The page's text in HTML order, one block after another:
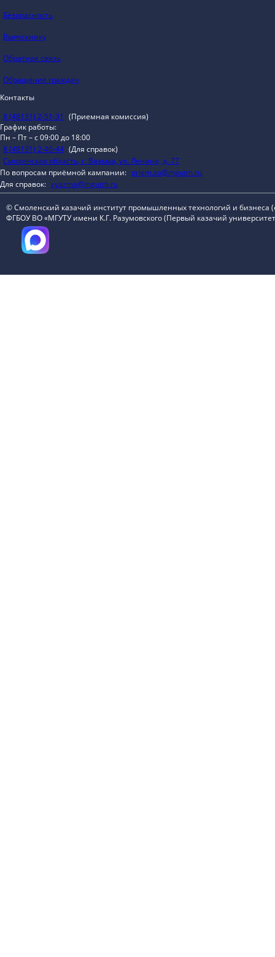
Безопасность
Выпускнику
Обратная связь
Обращение граждан
Контакты
8 (48131) 2-51-31 (Приемная комиссия)
График работы:
Пн – Пт – с 09:00 до 18:00
8 (48131) 2-46-44 (Для справок)
Смоленская область, г. Вязьма, ул. Ленина, д. 77
По вопросам приёмной кампании: priem.so@mgutm.ru
Для справок: vyazma@mgutm.ru
© Смоленский казачий институт промышленных технологий и бизнеса
ФГБОУ ВО «МГУТУ имени К.Г. Разумовского (Первый казачий